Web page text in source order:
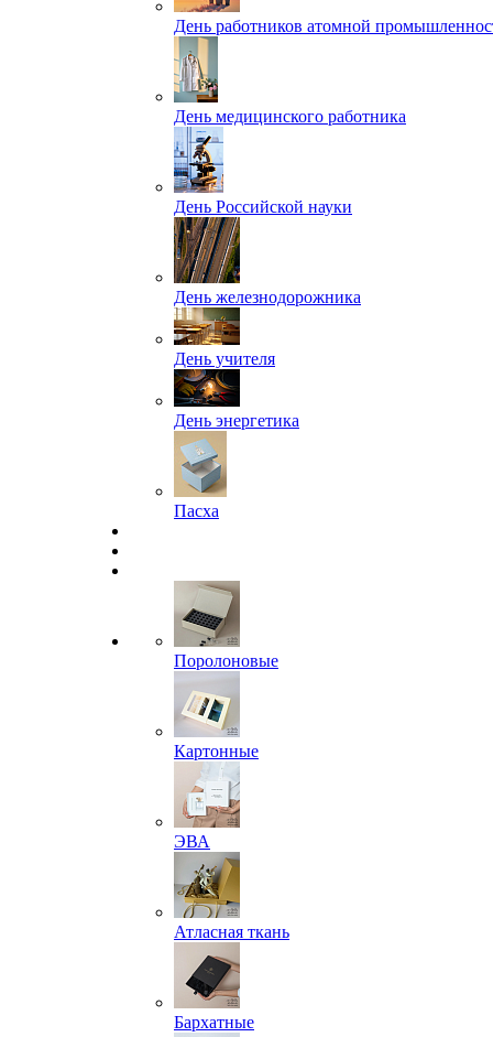
День работников атомной
День медицинского работника
День Российской науки
День железнодорожника
День учителя
День энергетика
Пасха
Поролоновые
Картонные
ЭВА
Атласная ткань
Бархатные